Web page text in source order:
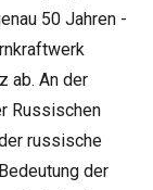
50 Jahren -
ab. An der
Russischen
russische
der